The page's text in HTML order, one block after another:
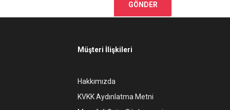
GÖNDER
Müşteri İlişkileri
Hakkımızda
KVKK Aydınlatma Metni